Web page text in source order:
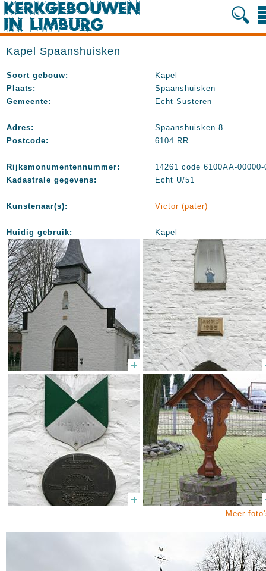
Kapel Spaanshuisken
Soort gebouw:
Kapel
Plaats:
Spaanshuisken
Gemeente:
Echt-Susteren
Adres:
Spaanshuisken 8
Postcode:
6104 RR
Rijksmonumentennummer:
14261 code 6100AA-00000-
Kadastrale gegevens:
Echt U/51
Kunstenaar(s): Victor (pater)
Huidig gebruik: Kapel
Meer